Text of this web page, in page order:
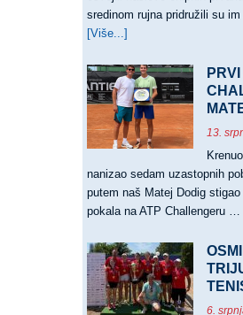
sredinom rujna pridružili su
[Više...]
PRVACI,
JUNIORKE
VICEPRVAKINJE
HRVATSKE
13.
nanizao sedam uzastopnih
putem naš Matej Dodig
pokala na ATP Challengeru …
6.